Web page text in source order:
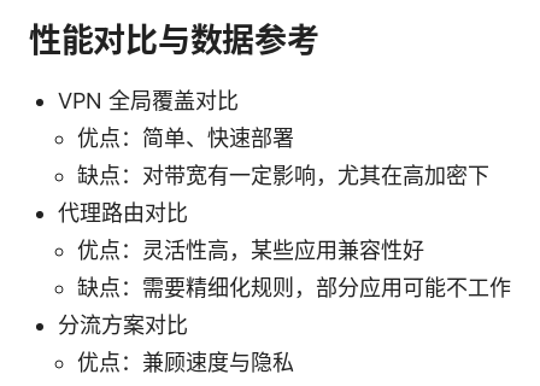
性能对比与数据参考
VPN 全局覆盖对比
优点：简单、快速部署
缺点：对带宽有一定影响，尤其在高加密下
代理路由对比
优点：灵活性高，某些应用兼容性好
缺点：需要精细化规则，部分应用可能不工作
分流方案对比
优点：兼顾速度与隐私